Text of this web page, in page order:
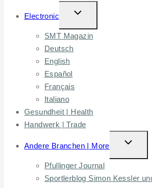
Electronic
TOGGLE
CHILD
MENU
SMT Magazin
Deutsch
English
Español
Français
Italiano
Gesundheit | Health
Handwerk | Trade
Andere Branchen | More
TOGGLE
CHILD
Pfullinger Journal
Sportlerblog Simon Kessler